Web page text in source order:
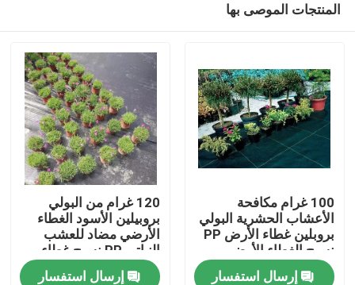
المنتجات الموصى بها
100 غرام مكافحة
الأعشاب الحشرية البولي
بروبلين غطاء الأرض PP
نسيج الغطاء الأرضي
الحاجز الأعشاب الحشرية
إرسال استفسار
120 غرام من البولي
بروبيلين الأسود الغطاء
الأرضي مضاد للعشب
النباتي PP نسيج غطاء
الأرضي
إرسال استفسار